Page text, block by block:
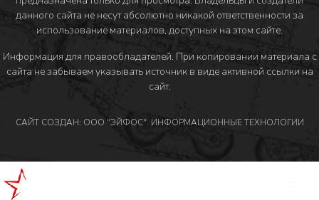
данного сайта не несут абсолютно никакой ответственности за
использование материалов, доступных на этом сайте.
Информация для правообладателей. При копировании материала с
сайта не забываем указывать источник в виде активной ссылки на
сайт.
САЙТ СОЗДАН: ООО "ЭЙФОС". ИНФОРМАЦИОННЫЕ ТЕХНОЛОГИИ